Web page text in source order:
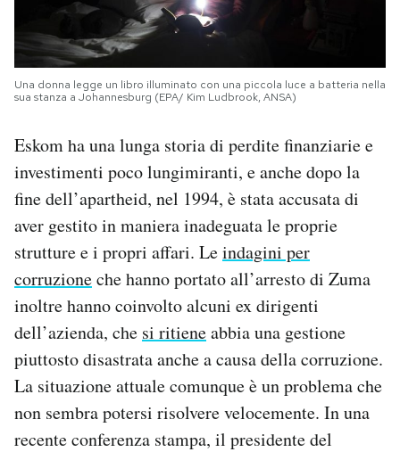
Una donna legge un libro illuminato con una piccola luce a batteria nella
sua stanza a Johannesburg (EPA/ Kim Ludbrook, ANSA)
Eskom ha una lunga storia di perdite finanziarie e
investimenti poco lungimiranti, e anche dopo la
fine dell’apartheid, nel 1994, è stata accusata di
aver gestito in maniera inadeguata le proprie
strutture e i propri affari. Leindagini per
corruzioneche hanno portato all’arresto di Zuma
inoltre hanno coinvolto alcuni ex dirigenti
dell’azienda, che si ritieneabbia una gestione
piuttosto disastrata anche a causa della corruzione.
La situazione attuale comunque è un problema che
non sembra potersi risolvere velocemente. In una
recente conferenza stampa, il presidente del